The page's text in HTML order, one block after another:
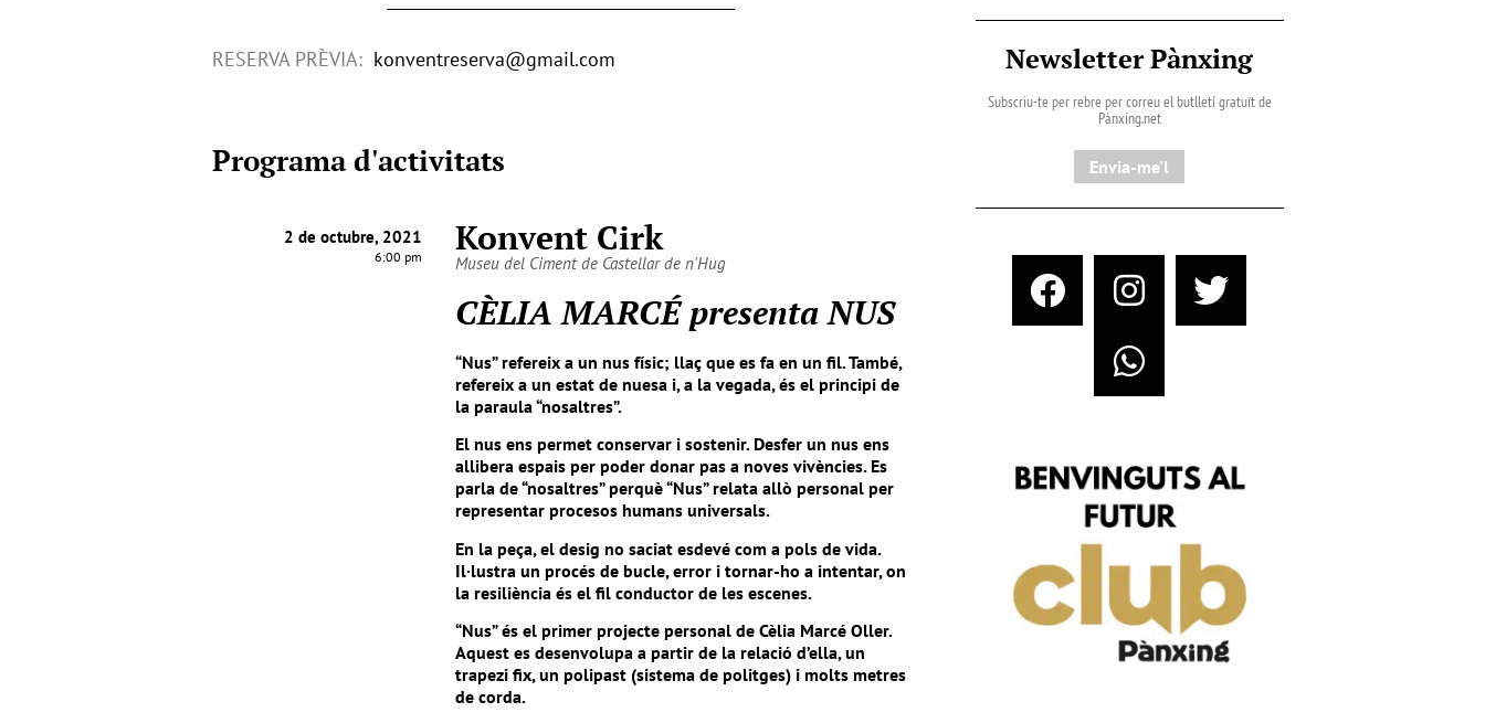
RESERVA PRÈVIA: konventreserva@gmail.com
Programa d'activitats
2 de octubre, 2021
6:00 pm Konvent Cirk
Museu del Ciment de Castellar de n'Hug
CÈLIA MARCÉ presenta NUS
“Nus” refereix a un nus físic; llaç que es fa en un fil. També,
refereix a un estat de nuesa i, a la vegada, és el principi de
la paraula “nosaltres”.
El nus ens permet conservar i sostenir. Desfer un nus ens
allibera espais per poder donar pas a noves vivències. Es
parla de “nosaltres” perquè “Nus” relata allò personal per
representar procesos humans universals.
En la peça, el desig no saciat esdevé com a pols de vida.
Il·lustra un procés de bucle, error i tornar-ho a intentar, on
la resiliència és el fil conductor de les escenes.
“Nus” és el primer projecte personal de Cèlia Marcé Oller.
Aquest es desenvolupa a partir de la relació d’ella, un
trapezi fix, un polipast (sistema de politges) i molts metres
de corda.
Newsletter Pànxing
Subscriu-te per rebre per correu el butlletí gratuït de
Pànxing.net​
Envia-me'l